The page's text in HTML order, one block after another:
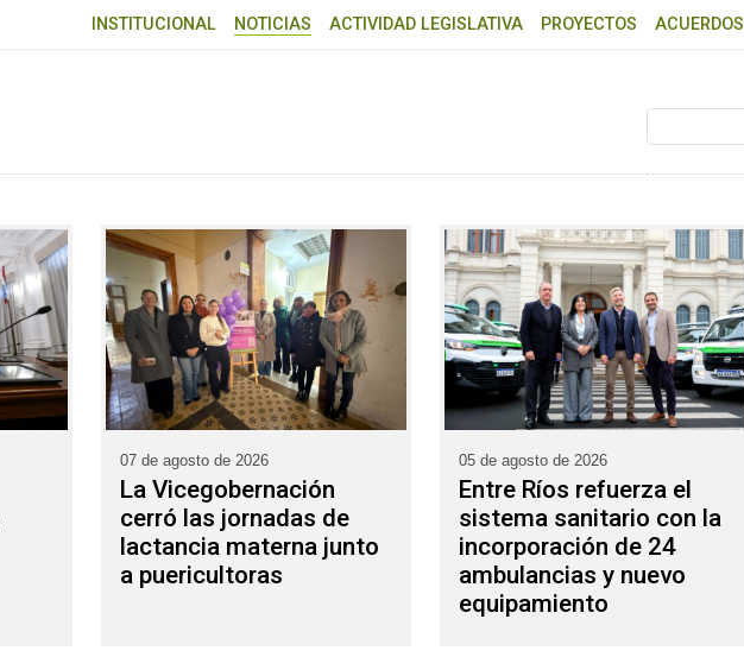
INSTITUCIONAL NOTICIAS ACTIVIDAD LEGISLATIVA PROYECTOS ACUERDOS
07 de agosto de 2026
La Vicegobernación
cerró las jornadas de
lactancia materna junto
a puericultoras
05 de agosto de 2026
Entre Ríos refuerza el
sistema sanitario con la
incorporación de 24
ambulancias y nuevo
equipamiento